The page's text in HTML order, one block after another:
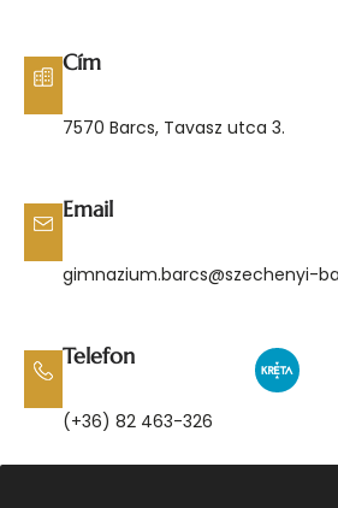
tartalomhoz
Cím
7570 Barcs, Tavasz utca 3.
Email
gimnazium.barcs@szechenyi-
Telefon
(+36) 82 463-326